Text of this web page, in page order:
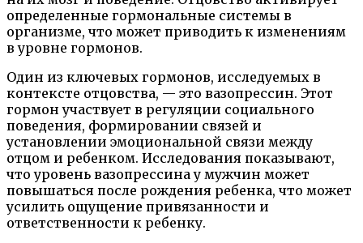
определенные гормональные системы в
организме, что может приводить к изменениям
в уровне гормонов.
Один из ключевых гормонов, исследуемых в
контексте отцовства, — это вазопрессин. Этот
гормон участвует в регуляции социального
поведения, формировании связей и
установлении эмоциональной связи между
отцом и ребенком. Исследования показывают,
что уровень вазопрессина у мужчин может
повышаться после рождения ребенка, что может
усилить ощущение привязанности и
ответственности к ребенку.